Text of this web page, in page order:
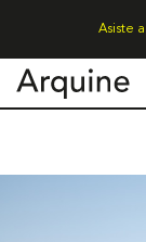
Asiste